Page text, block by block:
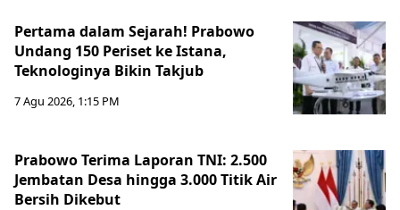
Pertama dalam Sejarah! Prabowo
Undang 150 Periset ke Istana,
Teknologinya Bikin Takjub
7 Agu 2026, 1:15 PM
Prabowo Terima Laporan TNI: 2.500
Jembatan Desa hingga 3.000 Titik Air
Bersih Dikebut